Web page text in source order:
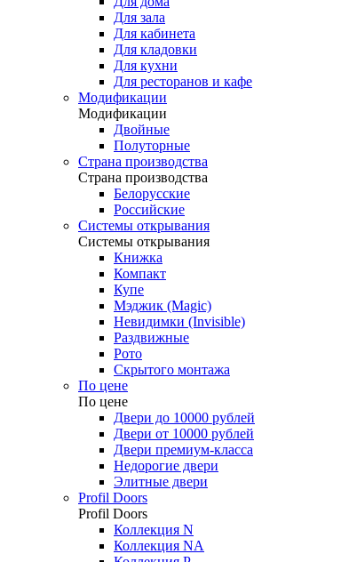
Для зала
Для кабинета
Для кладовки
Для кухни
Для ресторанов и кафе
Модификации
Модификации
Двойные
Полуторные
Страна производства
Страна производства
Белорусские
Российские
Системы открывания
Системы открывания
Книжка
Компакт
Купе
Мэджик (Magic)
Невидимки (Invisible)
Раздвижные
Рото
Скрытого монтажа
По цене
По цене
Двери до 10000 рублей
Двери от 10000 рублей
Двери премиум-класса
Недорогие двери
Элитные двери
Profil Doors
Profil Doors
Коллекция N
Коллекция NA